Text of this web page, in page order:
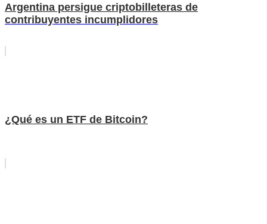
Argentina persigue criptobilleteras de
contribuyentes incumplidores
¿Qué es un ETF de Bitcoin?